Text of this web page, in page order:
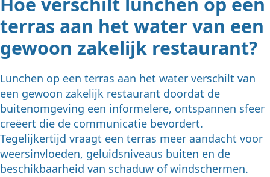
terras aan het water van een
gewoon zakelijk restaurant?
Lunchen op een terras aan het water verschilt van
een gewoon zakelijk restaurant doordat de
buitenomgeving een informelere, ontspannen sfeer
creëert die de communicatie bevordert.
Tegelijkertijd vraagt een terras meer aandacht voor
weersinvloeden, geluidsniveaus buiten en de
beschikbaarheid van schaduw of windschermen.